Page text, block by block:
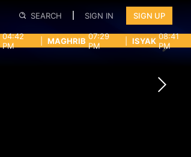
SEARCH SIGN IN SIGN UP
04:42
PM
MAGHRIB 07:29
PM
ISYAK 08:41
PM